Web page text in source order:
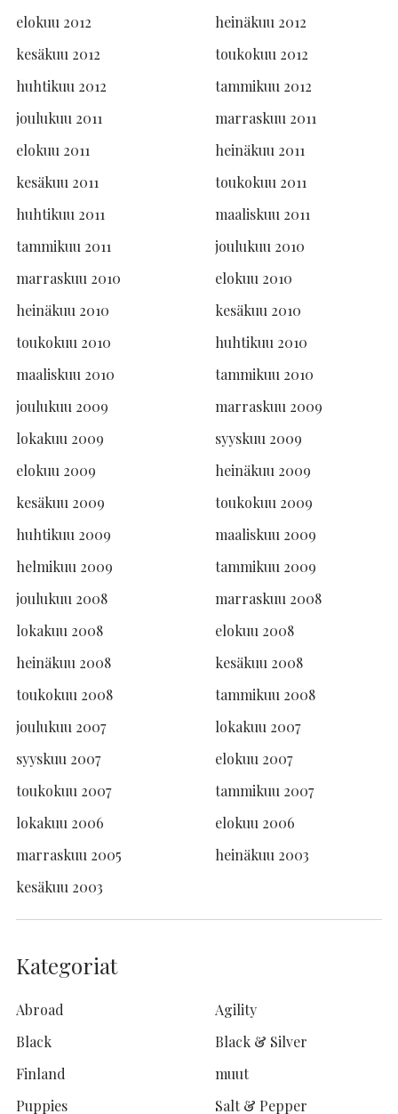
elokuu 2012
heinäkuu 2012
kesäkuu 2012
toukokuu 2012
huhtikuu 2012
tammikuu 2012
joulukuu 2011
marraskuu 2011
elokuu 2011
heinäkuu 2011
kesäkuu 2011
toukokuu 2011
huhtikuu 2011
maaliskuu 2011
tammikuu 2011
joulukuu 2010
marraskuu 2010
elokuu 2010
heinäkuu 2010
kesäkuu 2010
toukokuu 2010
huhtikuu 2010
maaliskuu 2010
tammikuu 2010
joulukuu 2009
marraskuu 2009
lokakuu 2009
syyskuu 2009
elokuu 2009
heinäkuu 2009
kesäkuu 2009
toukokuu 2009
huhtikuu 2009
maaliskuu 2009
helmikuu 2009
tammikuu 2009
joulukuu 2008
marraskuu 2008
lokakuu 2008
elokuu 2008
heinäkuu 2008
kesäkuu 2008
toukokuu 2008
tammikuu 2008
joulukuu 2007
lokakuu 2007
syyskuu 2007
elokuu 2007
toukokuu 2007
tammikuu 2007
lokakuu 2006
elokuu 2006
marraskuu 2005
heinäkuu 2003
kesäkuu 2003
Kategoriat
Abroad
Agility
Black
Black & Silver
Finland
muut
Puppies
Salt & Pepper